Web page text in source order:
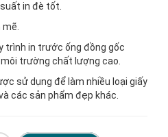
in đè tốt.
mẽ.
trình in trước ống đồng gốc
trường chất lượng cao.
sử dụng để làm nhiều loại giấy
các sản phẩm đẹp khác.